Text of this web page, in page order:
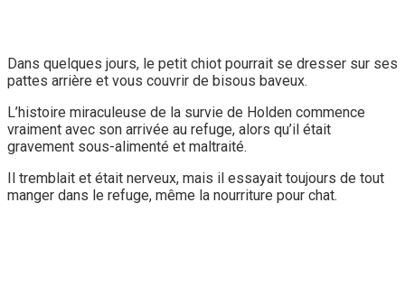
Dans quelques jours, le petit chiot pourrait se dresser sur ses
pattes arrière et vous couvrir de bisous baveux.
L’histoire miraculeuse de la survie de Holden commence
vraiment avec son arrivée au refuge, alors qu’il était
gravement sous-alimenté et maltraité.
Il tremblait et était nerveux, mais il essayait toujours de tout
manger dans le refuge, même la nourriture pour chat.